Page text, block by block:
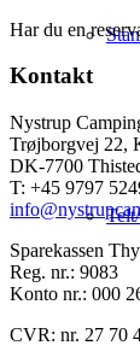
Har du en
Kontakt
Nystrup
Trøjborgvej 22,
DK-7700
T: +45 9797
Sparekassen Thy
Reg. nr.: 9083
Konto nr.: 000
CVR: nr. 27 70